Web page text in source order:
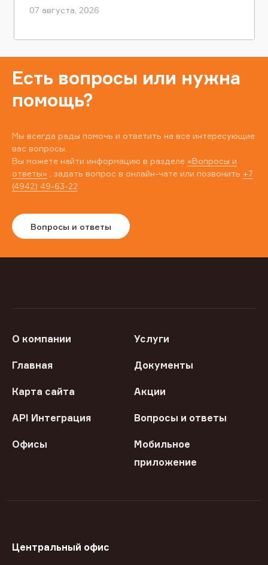
07 августа, 2026
Есть вопросы или нужна
помощь?
Мы всегда рады помочь и ответить на все интересующие
вас вопросы.
Вы можете найти информацию в разделе «Вопросы и
ответы» , задать вопрос в онлайн-чате или позвонить +7
(4942) 49-63-22
Вопросы и ответы
О компании Услуги
Главная Документы
Карта сайта Акции
API Интеграция Вопросы и ответы
Офисы
Мобильное
приложение
Центральный офис